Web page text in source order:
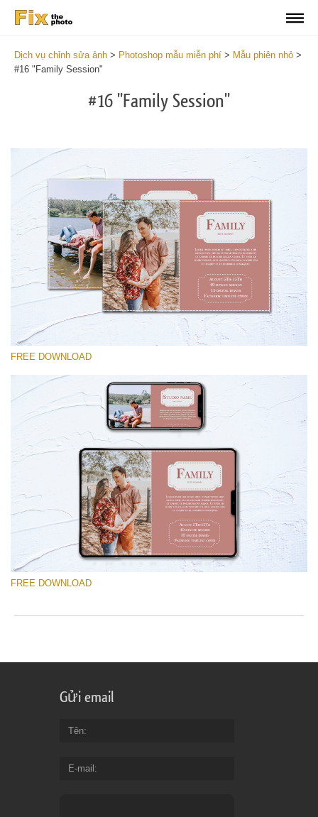
Dịch vụ chỉnh sửa ảnh > Photoshop mẫu miễn phí > Mẫu phiên nhỏ >
#16 "Family Session"
#16 "Family Session"
Xin hãy lựa chọn
Free Mini Session Template #16
Wedding Photography Templates
Tải xuống miễn phí
FREE DOWNLOAD
FREE DOWNLOAD
Gửi email
Tên
E-mail